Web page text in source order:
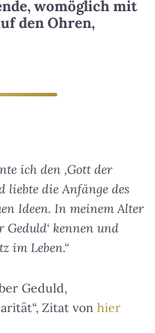
womöglich mit
den Ohren,
ich den ‚Gott der
liebte die Anfänge des
Ideen. In meinem Alter
Geduld‘ kennen und
im Leben.“
Geduld,
Zitat von hier